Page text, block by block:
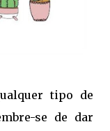
tipo de
se de dar